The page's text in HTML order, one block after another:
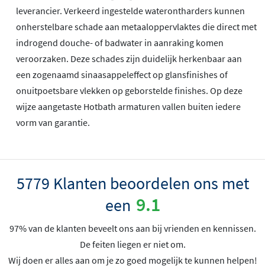
leverancier. Verkeerd ingestelde waterontharders kunnen
onherstelbare schade aan metaaloppervlaktes die direct met
indrogend douche- of badwater in aanraking komen
veroorzaken. Deze schades zijn duidelijk herkenbaar aan
een zogenaamd sinaasappeleffect op glansfinishes of
onuitpoetsbare vlekken op geborstelde finishes. Op deze
wijze aangetaste Hotbath armaturen vallen buiten iedere
vorm van garantie.
5779 Klanten beoordelen ons met
een 9.1
97% van de klanten beveelt ons aan bij vrienden en kennissen.
De feiten liegen er niet om.
Wij doen er alles aan om je zo goed mogelijk te kunnen helpen!